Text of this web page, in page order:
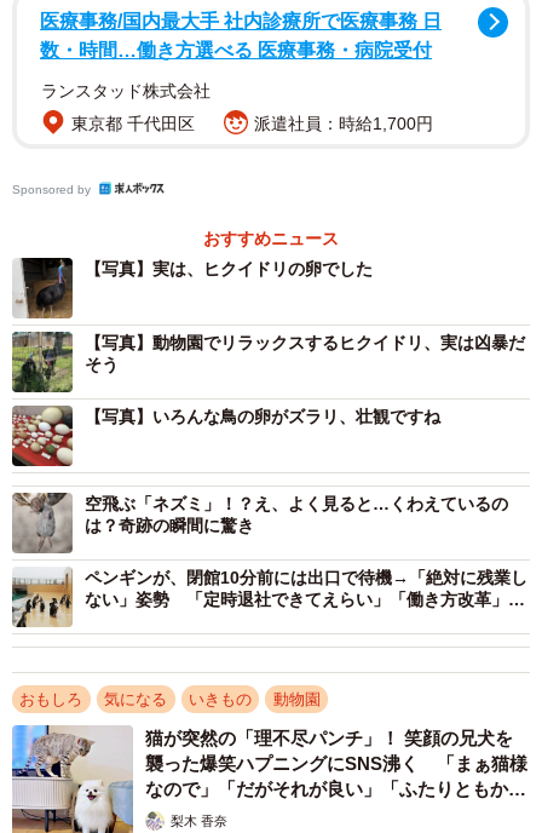
いと思っていたら、実はこれ……。
いました。エミュー卵もすごいですが、ヒクイドリ卵は初
イので、ぜひ東武とかへGO」
この美しいグリーン色の物体、なんとヒクイドリの卵なん
だそうです。
「ガルベスが生んだ卵、そんなところに行ってたのか」
「食べるんですか？！育てるんですか？！」
「ヒクイドリの卵！熟す前の果物にしか見えませぬ」
「この緑は保護色なのかしら？正体を聞いた後も果物にし
か見えない」
「果物に見えるようにして蛇に食われるのを避けたのか
な」
このポストに寄せられたコメントを見ても、みなさん興味
津々のようです。この美しいヒクイドリの卵について、動
物繁殖学研究室の楠田哲士先生に詳細を伺ってみました。
医療事務/国内最大手 社内診療所で医療事務 日
数・時間…働き方選べる 医療事務・病院受付
ランスタッド株式会社
東京都 千代田区
派遣社員：時給1,700円
Sponsored by
おすすめニュース
【写真】実は、ヒクイドリの卵でした
【写真】動物園でリラックスするヒクイドリ、実は凶暴だ
そう
【写真】いろんな鳥の卵がズラリ、壮観ですね
空飛ぶ「ネズミ」！？え、よく見ると…くわえているの
は？奇跡の瞬間に驚き
ペンギンが、閉館10分前には出口で待機→「絶対に残業し
ない」姿勢 「定時退社できてえらい」「働き方改革」と
おもしろ 気になる いきもの 動物園
猫が突然の「理不尽パンチ」！ 笑顔の兄犬を
襲った爆笑ハプニングにSNS沸く 「まぁ猫様
なので」「だがそれが良い」「ふたりともかわ
いいね」
梨木 香奈